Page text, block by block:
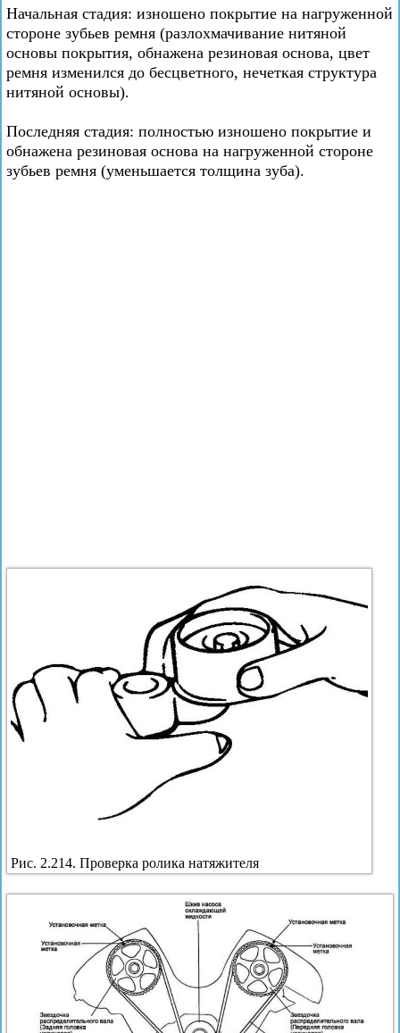
Начальная стадия: изношено покрытие на нагруженной
стороне зубьев ремня (разлохмачивание нитяной
основы покрытия, обнажена резиновая основа, цвет
ремня изменился до бесцветного, нечеткая структура
нитяной основы).
Последняя стадия: полностью изношено покрытие и
обнажена резиновая основа на нагруженной стороне
зубьев ремня (уменьшается толщина зуба).
Рис. 2.214. Проверка ролика натяжителя